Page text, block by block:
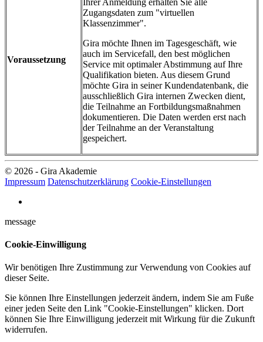
Voraussetzung
Zugangsdaten zum "virtuellen
Klassenzimmer".
Gira möchte Ihnen im Tagesgeschäft, wie
auch im Servicefall, den best möglichen
Service mit optimaler Abstimmung auf Ihre
Qualifikation bieten. Aus diesem Grund
möchte Gira in seiner Kundendatenbank, die
ausschließlich Gira internen Zwecken dient,
die Teilnahme an Fortbildungsmaßnahmen
dokumentieren. Die Daten werden erst nach
der Teilnahme an der Veranstaltung
gespeichert.
© 2026 - Gira Akademie
Impressum Datenschutzerklärung Cookie-Einstellungen
message
Cookie-Einwilligung
Wir benötigen Ihre Zustimmung zur Verwendung von Cookies auf
dieser Seite.
Sie können Ihre Einstellungen jederzeit ändern, indem Sie am Fuße
einer jeden Seite den Link "Cookie-Einstellungen" klicken. Dort
können Sie Ihre Einwilligung jederzeit mit Wirkung für die Zukunft
widerrufen.